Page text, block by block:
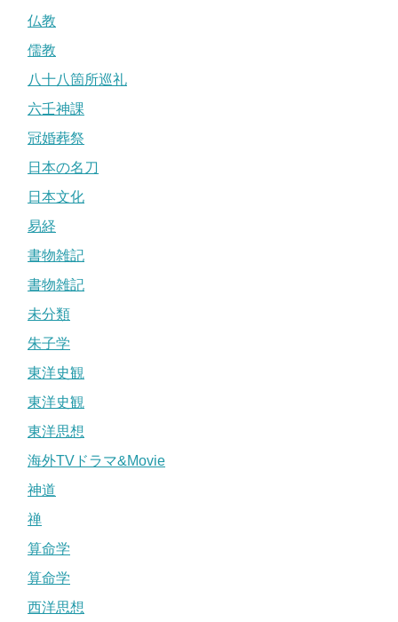
仏教
儒教
八十八箇所巡礼
六壬神課
冠婚葬祭
日本の名刀
日本文化
易経
書物雑記
書物雑記
未分類
朱子学
東洋史観
東洋史観
東洋思想
海外TVドラマ&Movie
神道
禅
算命学
算命学
西洋思想